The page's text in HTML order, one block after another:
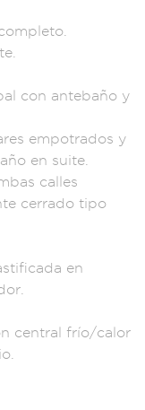
te.
al con antebaño y
empotrados y
año en suite
calles
cerrado tipo
ficada en
r.
central frío/ca lor